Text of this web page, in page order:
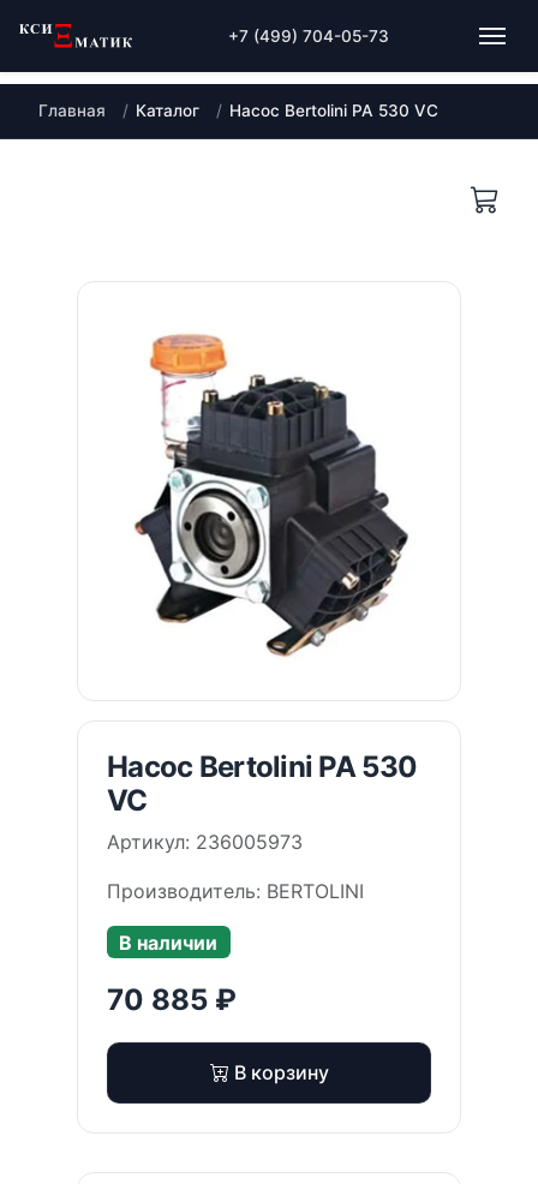
+7 (499) 704-05-73
Главная Каталог Насос Bertolini PA 530 VC
Насос Bertolini PA 530
VC
Артикул: 236005973
Производитель: BERTOLINI
В наличии
70 885 ₽
В корзину